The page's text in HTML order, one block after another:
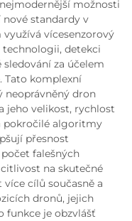
možnosti
nové standardy v
vícesenzorový
detekci
za účelem
Tato komplexní
neoprávněný dron
jeho velikost, rychlost
pokročilé algoritmy
přesnost
falešných
na skutečné
cílů současně a
dronů, jejich
funkce je obzvlášť